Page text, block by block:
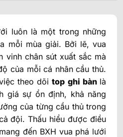
luôn là một trong những
mỗi mùa giải. Bởi lẽ, vua
vinh chân sút xuất sắc mà
của mỗi cá nhân cầu thủ.
theo dõitop ghi bàn là
giá sự ổn định, khả năng
của từng cầu thủ trong
đội. Thấu hiểu được điều
đến BXH vua phá lưới